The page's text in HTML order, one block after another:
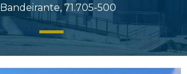
Bandeirante, 71.705-500